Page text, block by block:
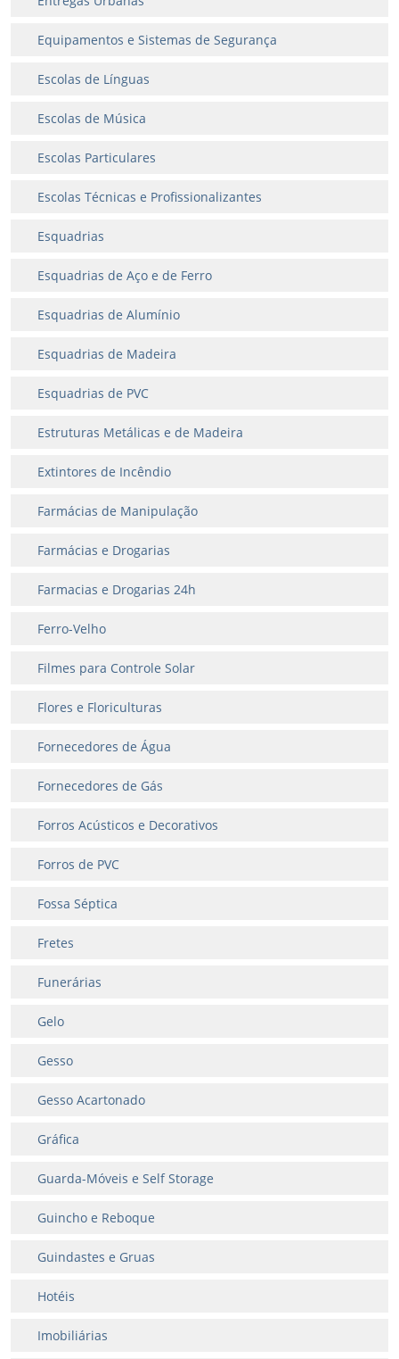
Equipamentos e Sistemas de Segurança
Escolas de Línguas
Escolas de Música
Escolas Particulares
Escolas Técnicas e Profissionalizantes
Esquadrias
Esquadrias de Aço e de Ferro
Esquadrias de Alumínio
Esquadrias de Madeira
Esquadrias de PVC
Estruturas Metálicas e de Madeira
Extintores de Incêndio
Farmácias de Manipulação
Farmácias e Drogarias
Farmacias e Drogarias 24h
Ferro-Velho
Filmes para Controle Solar
Flores e Floriculturas
Fornecedores de Água
Fornecedores de Gás
Forros Acústicos e Decorativos
Forros de PVC
Fossa Séptica
Fretes
Funerárias
Gelo
Gesso
Gesso Acartonado
Gráfica
Guarda-Móveis e Self Storage
Guincho e Reboque
Guindastes e Gruas
Hotéis
Imobiliárias